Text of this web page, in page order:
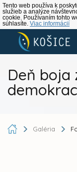
Tento web používa k
služieb a analýze
cookie. Používaním tohto
súhlasíte. Viac informácií
Deň boja
Galéria